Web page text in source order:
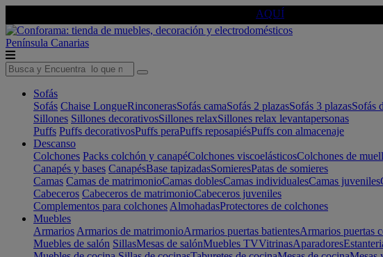
AQUÍ
Península Canarias
Sofás
Sofás Chaise LongueRinconerasSofás camaSofás 2 plazasSofás 3 plazasSofás
Sillones Sillones decorativosSillones relaxSillones relax levantapersonas
Puffs Puffs decorativosPuffs peraPuffs reposapiésPuffs con almacenaje
Descanso
Colchones Packs colchón y canapéColchones viscoelásticosColchones de
Canapés y bases CanapésBase tapizadasSomieresPatas de somieres
Camas Camas de matrimonioCamas doblesCamas individualesCamas juveniles
Cabeceros Cabeceros de matrimonioCabeceros juveniles
Complementos para colchones AlmohadasProtectores de colchones
Muebles
Armarios Armarios de matrimonioArmarios puertas batientesArmarios puertas
Muebles de salón SillasMesas de salónMuebles TVVitrinasAparadores